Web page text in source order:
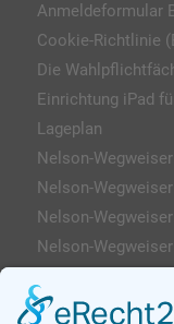
Anmeldeformular
Cookie-Richtlinie
Die
Einrichtung iPad
Lageplan
Nelson-
Nelson-
Nelson-
Nelson-
Impressum